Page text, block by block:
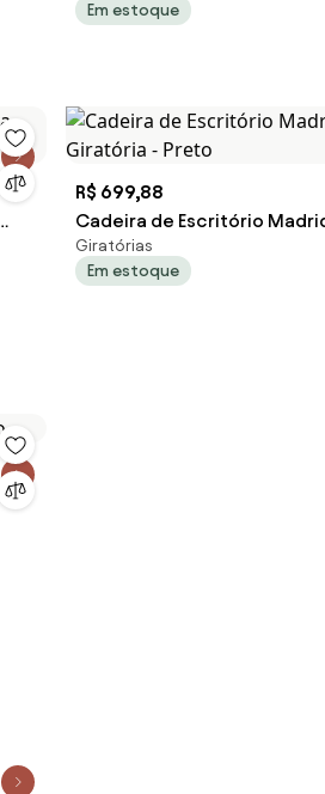
c/Regulagem de Altura
Em estoque
R$ 699,88
Cadeira de Escritório
Giratória - Preto
Giratórias
Em estoque